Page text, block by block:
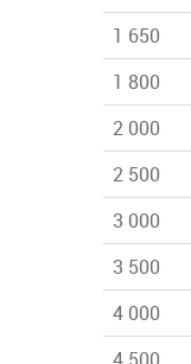
1 650
1 800
2 000
2 500
3 000
3 500
4 000